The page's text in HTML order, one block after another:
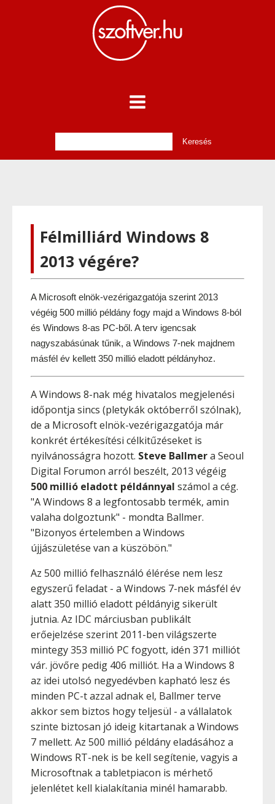
Félmilliárd Windows 8
2013 végére?
A Microsoft elnök-vezérigazgatója szerint 2013
végéig 500 millió példány fogy majd a Windows 8-ból
és Windows 8-as PC-ből. A terv igencsak
nagyszabásúnak tűnik, a Windows 7-nek majdnem
másfél év kellett 350 millió eladott példányhoz.
A Windows 8-nak még hivatalos megjelenési
időpontja sincs (pletykák októberről szólnak),
de a Microsoft elnök-vezérigazgatója már
konkrét értékesítési célkitűzéseket is
nyilvánosságra hozott. Steve Ballmera Seoul
Digital Forumon arról beszélt, 2013 végéig
500 millió eladott példánnyal számol a cég.
"A Windows 8 a legfontosabb termék, amin
valaha dolgoztunk" - mondta Ballmer.
"Bizonyos értelemben a Windows
újjászületése van a küszöbön."
Az 500 millió felhasználó élérése nem lesz
egyszerű feladat - a Windows 7-nek másfél év
alatt 350 millió eladott példányig sikerült
jutnia. Az IDC márciusban publikált
erőejelzése szerint 2011-ben világszerte
mintegy 353 millió PC fogyott, idén 371 milliót
vár. jövőre pedig 406 milliót. Ha a Windows 8
az idei utolsó negyedévben kapható lesz és
minden PC-t azzal adnak el, Ballmer terve
akkor sem biztos hogy teljesül - a vállalatok
szinte biztosan jó ideig kitartanak a Windows
7 mellett. Az 500 millió példány eladásához a
Windows RT-nek is be kell segítenie, vagyis a
Microsoftnak a tabletpiacon is mérhető
jelenlétet kell kialakítania minél hamarabb.